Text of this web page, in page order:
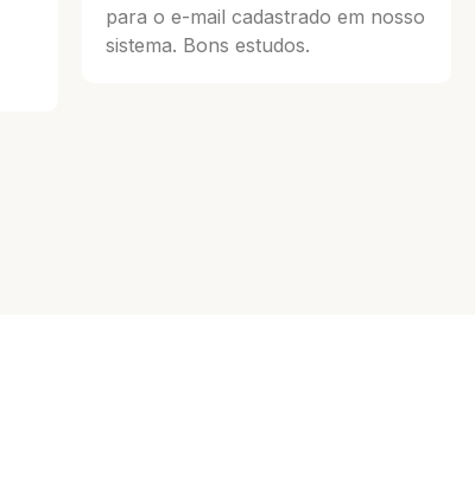
para o e-mail cadastrado em nosso
sistema. Bons estudos.